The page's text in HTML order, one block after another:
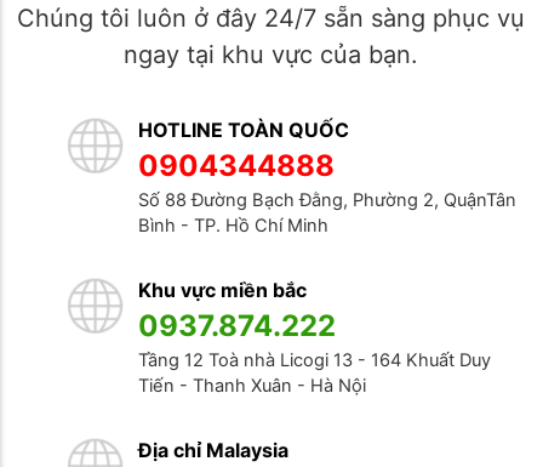
Chúng tôi luôn ở đây 24/7 sẵn sàng phục vụ
ngay tại khu vực của bạn.
HOTLINE TOÀN QUỐC
0904344888
Số 88 Đường Bạch Đằng, Phường 2, QuậnTân
Bình - TP. Hồ Chí Minh
Khu vực miền bắc
0937.874.222
Tầng 12 Toà nhà Licogi 13 - 164 Khuất Duy
Tiến - Thanh Xuân - Hà Nội
Địa chỉ Malaysia